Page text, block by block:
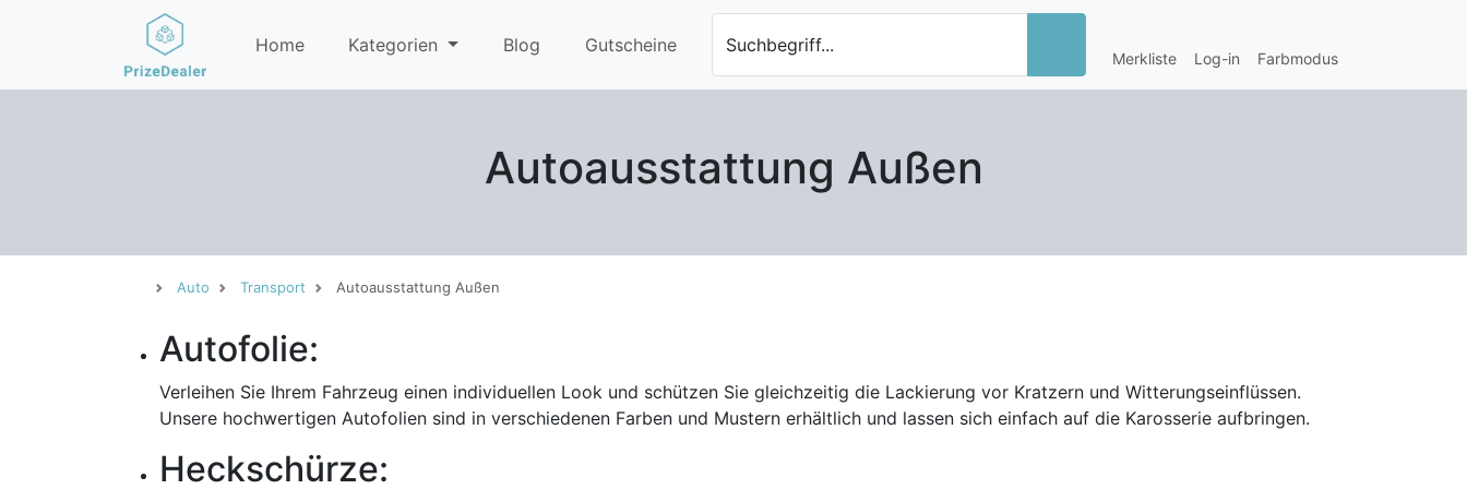
Merkliste Log-in Farbmodus
Home Kategorien Blog Gutscheine Suchbegriff...
Autoausstattung Außen
Auto Transport Autoausstattung Außen
Autofolie:
Verleihen Sie Ihrem Fahrzeug einen individuellen Look und schützen Sie gleichzeitig die Lackierung vor Kratzern und Witterungseinflüssen.
Unsere hochwertigen Autofolien sind in verschiedenen Farben und Mustern erhältlich und lassen sich einfach auf die Karosserie aufbringen.
Heckschürze: